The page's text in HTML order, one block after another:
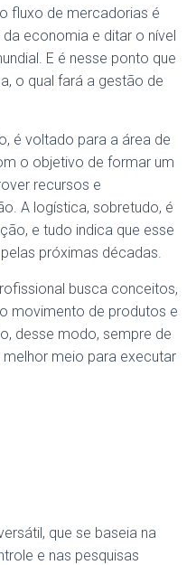
fluxo de mercadorias é
economia e ditar o nível
E é nesse ponto que
o qual fará a gestão de
é voltado para a área de
o objetivo de formar um
recursos e
A logística, sobretudo, é
e tudo indica que esse
próximas décadas.
busca conceitos,
movimento de produtos e
desse modo, sempre de
meio para executar
que se baseia na
e nas pesquisas